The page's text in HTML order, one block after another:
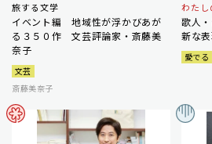
旅する文学
イベント編 地域性が浮かびあが
る３５０作 文芸評論家・斎藤美
奈子
文芸
斎藤美奈子
わたし
歌人
新な
愛でる